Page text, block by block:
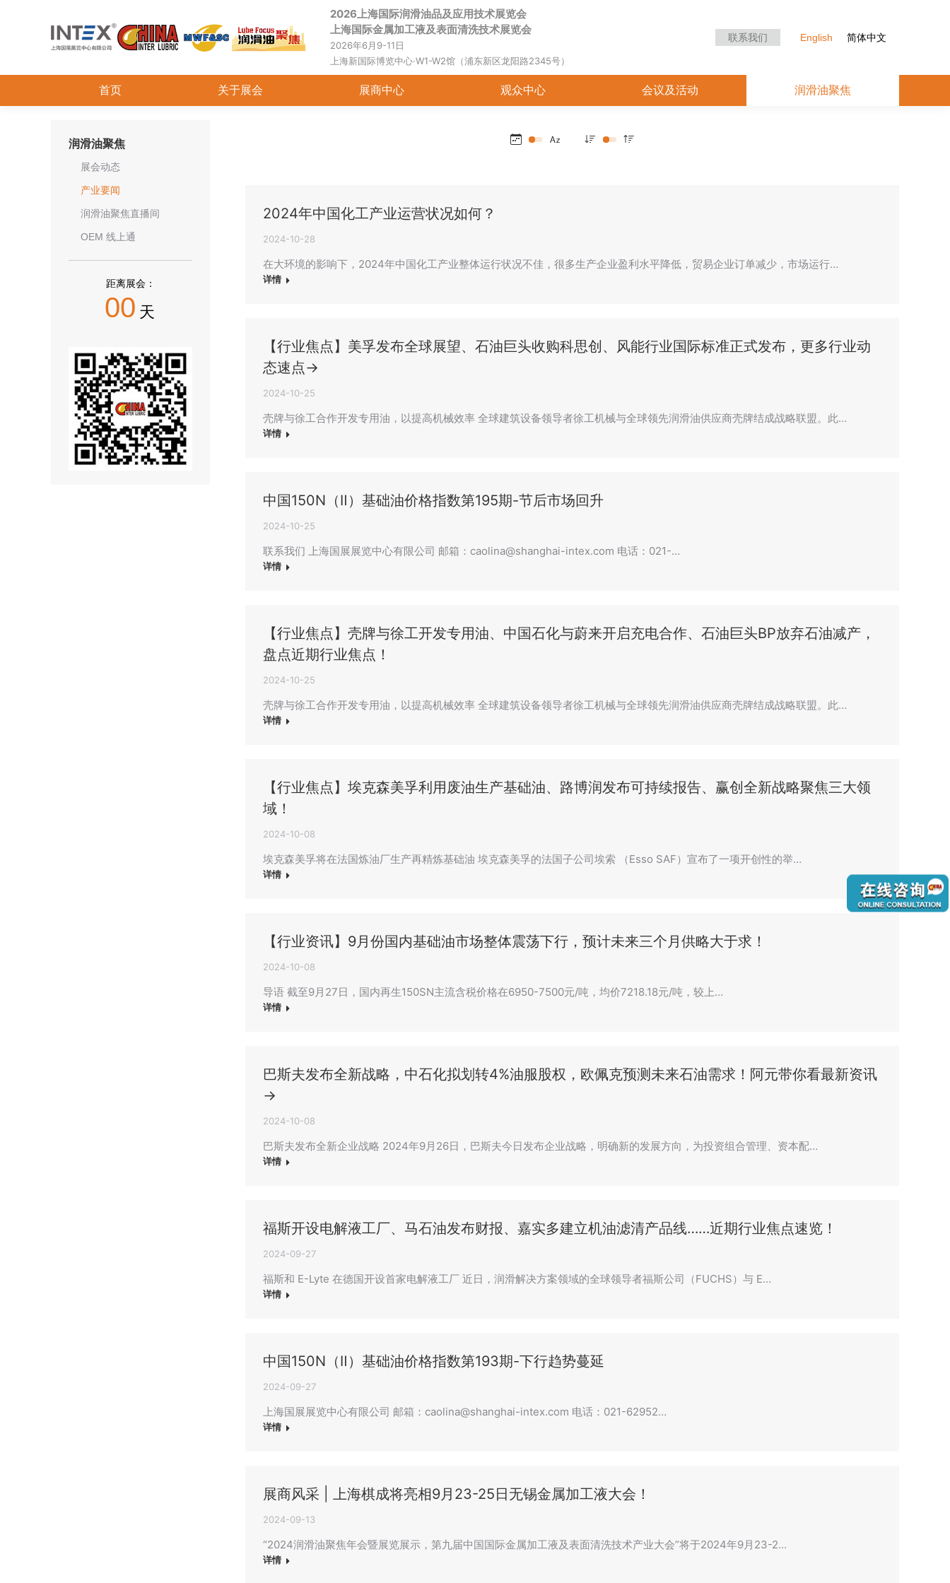
2026上海国际润滑油品及应用技术展览会
上海国际金属加工液及表面清洗技术展览会
2026年6月9-11日
上海新国际博览中心·W1-W2馆（浦东新区龙阳路2345号）
联系我们 English 简体中文
首页 关于展会 展商中心 观众中心 会议及活动 润滑油聚焦
2024年中国化工产业运营状况如何？
2024-10-28
在大环境的影响下，2024年中国化工产业整体运行状况不佳，很多生产企业盈利水平降低，贸易企业订单减少，市场运行…
详情
【行业焦点】美孚发布全球展望、石油巨头收购科思创、风能行业国际标准正式发布，更多行业动
态速点→
2024-10-25
壳牌与徐工合作开发专用油，以提高机械效率 全球建筑设备领导者徐工机械与全球领先润滑油供应商壳牌结成战略联盟。此…
详情
中国150N（Ⅱ）基础油价格指数第195期-节后市场回升
2024-10-25
联系我们 上海国展展览中心有限公司 邮箱：caolina@shanghai-intex.com 电话：021-…
详情
【行业焦点】壳牌与徐工开发专用油、中国石化与蔚来开启充电合作、石油巨头BP放弃石油减产，
盘点近期行业焦点！
2024-10-25
壳牌与徐工合作开发专用油，以提高机械效率 全球建筑设备领导者徐工机械与全球领先润滑油供应商壳牌结成战略联盟。此…
详情
【行业焦点】埃克森美孚利用废油生产基础油、路博润发布可持续报告、赢创全新战略聚焦三大领
域！
2024-10-08
埃克森美孚将在法国炼油厂生产再精炼基础油 埃克森美孚的法国子公司埃索 （Esso SAF）宣布了一项开创性的举…
详情
【行业资讯】9月份国内基础油市场整体震荡下行，预计未来三个月供略大于求！
2024-10-08
导语 截至9月27日，国内再生150SN主流含税价格在6950-7500元/吨，均价7218.18元/吨，较上…
详情
巴斯夫发布全新战略，中石化拟划转4%油服股权，欧佩克预测未来石油需求！阿元带你看最新资讯
→
2024-10-08
巴斯夫发布全新企业战略 2024年9月26日，巴斯夫今日发布企业战略，明确新的发展方向，为投资组合管理、资本配…
详情
福斯开设电解液工厂、马石油发布财报、嘉实多建立机油滤清产品线……近期行业焦点速览！
2024-09-27
福斯和 E-Lyte 在德国开设首家电解液工厂 近日，润滑解决方案领域的全球领导者福斯公司（FUCHS）与 E…
详情
中国150N（Ⅱ）基础油价格指数第193期-下行趋势蔓延
2024-09-27
上海国展展览中心有限公司 邮箱：caolina@shanghai-intex.com 电话：021-62952…
详情
展商风采 | 上海棋成将亮相9月23-25日无锡金属加工液大会！
2024-09-13
“2024润滑油聚焦年会暨展览展示，第九届中国国际金属加工液及表面清洗技术产业大会”将于2024年9月23-2…
详情
润滑油聚焦
展会动态
产业要闻
润滑油聚焦直播间
OEM 线上通
距离展会：
00 天
首页 关于展会 展商中心